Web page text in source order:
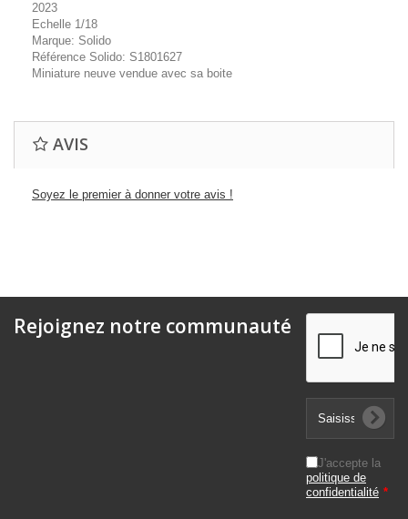
2023
Echelle 1/18
Marque: Solido
Référence Solido: S1801627
Miniature neuve vendue avec sa boite
AVIS
Soyez le premier à donner votre avis !
Rejoignez notre communauté
J'accepte la
politique de
confidentialité *